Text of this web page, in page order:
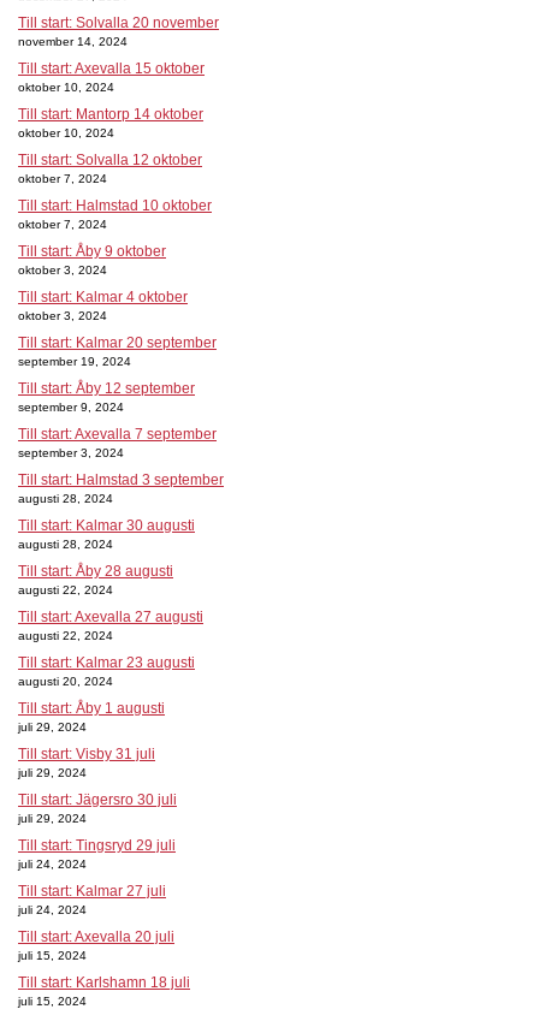
Till start: Solvalla 20 november
november 14, 2024
Till start: Axevalla 15 oktober
oktober 10, 2024
Till start: Mantorp 14 oktober
oktober 10, 2024
Till start: Solvalla 12 oktober
oktober 7, 2024
Till start: Halmstad 10 oktober
oktober 7, 2024
Till start: Åby 9 oktober
oktober 3, 2024
Till start: Kalmar 4 oktober
oktober 3, 2024
Till start: Kalmar 20 september
september 19, 2024
Till start: Åby 12 september
september 9, 2024
Till start: Axevalla 7 september
september 3, 2024
Till start: Halmstad 3 september
augusti 28, 2024
Till start: Kalmar 30 augusti
augusti 28, 2024
Till start: Åby 28 augusti
augusti 22, 2024
Till start: Axevalla 27 augusti
augusti 22, 2024
Till start: Kalmar 23 augusti
augusti 20, 2024
Till start: Åby 1 augusti
juli 29, 2024
Till start: Visby 31 juli
juli 29, 2024
Till start: Jägersro 30 juli
juli 29, 2024
Till start: Tingsryd 29 juli
juli 24, 2024
Till start: Kalmar 27 juli
juli 24, 2024
Till start: Axevalla 20 juli
juli 15, 2024
Till start: Karlshamn 18 juli
juli 15, 2024